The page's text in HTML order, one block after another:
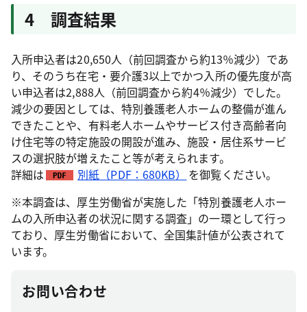
4 調査結果
入所申込者は20,650人（前回調査から約13％減少）であ
り、そのうち在宅・要介護3以上でかつ入所の優先度が高
い申込者は2,888人（前回調査から約4％減少）でした。
減少の要因としては、特別養護老人ホームの整備が進ん
できたことや、有料老人ホームやサービス付き高齢者向
け住宅等の特定施設の開設が進み、施設・居住系サービ
スの選択肢が増えたこと等が考えられます。
詳細は
別紙（PDF：680KB）
を御覧ください。
※本調査は、厚生労働省が実施した「特別養護老人ホー
ムの入所申込者の状況に関する調査」の一環として行っ
ており、厚生労働省において、全国集計値が公表されて
います。
お問い合わせ